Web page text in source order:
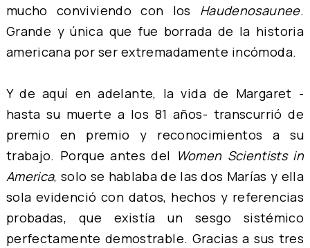
mucho conviviendo con los Haudenosaunee.
Grande y única que fue borrada de la historia
americana por ser extremadamente incómoda.
Y de aquí en adelante, la vida de Margaret -
hasta su muerte a los 81 años- transcurrió de
premio en premio y reconocimientos a su
trabajo. Porque antes del Women Scientists in
America, solo se hablaba de las dos Marías y ella
sola evidenció con datos, hechos y referencias
probadas, que existía un sesgo sistémico
perfectamente demostrable. Gracias a sus tres